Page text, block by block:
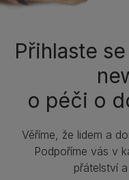
Přihlaste
o péči o
Věříme, že lidem a
Podpoříme vás v
přátelství